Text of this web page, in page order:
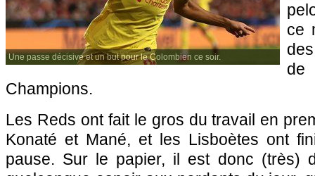
Une passe décisive et un but pour le Colombien ce soir.
ce
Champions.
Les Reds ont fait le gros du travail en
Konaté et Mané, et les Lisboètes ont
pause. Sur le papier, il est donc (très)